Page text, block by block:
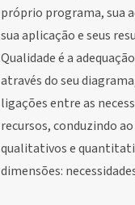
próprio programa, sua
sua aplicação e seus
Qualidade é a
através do seu
ligações entre as
recursos, conduzindo
qualitativos e
dimensões: